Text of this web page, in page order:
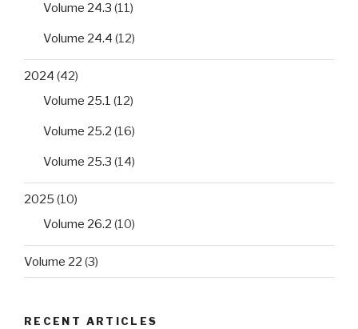
Volume 24.3 (11)
Volume 24.4 (12)
2024 (42)
Volume 25.1 (12)
Volume 25.2 (16)
Volume 25.3 (14)
2025 (10)
Volume 26.2 (10)
Volume 22 (3)
RECENT ARTICLES